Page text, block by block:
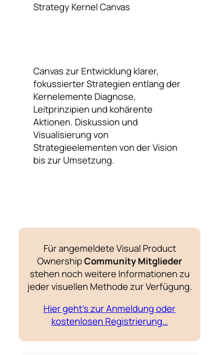
Strategy Kernel Canvas
Canvas zur Entwicklung klarer,
fokussierter Strategien entlang der
Kernelemente Diagnose,
Leitprinzipien und kohärente
Aktionen. Diskussion und
Visualisierung von
Strategieelementen von der Vision
bis zur Umsetzung.
Für angemeldete Visual Product
OwnershipCommunity Mitglieder
stehen noch weitere Informationen zu
jeder visuellen Methode zur Verfügung.
Hier geht’s zur Anmeldung oder
kostenlosen Registrierung…